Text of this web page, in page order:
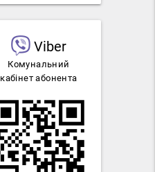
Viber
Комунальний
кабінет абонента